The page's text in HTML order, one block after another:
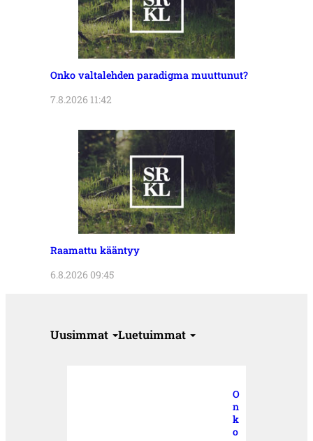
Onko valtalehden paradigma muuttunut?
7.8.2026 11:42
Raamattu kääntyy
6.8.2026 09:45
Uusimmat Luetuimmat
O
n
k
o